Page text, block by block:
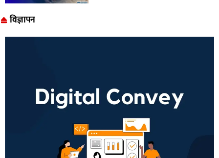
विज्ञापन